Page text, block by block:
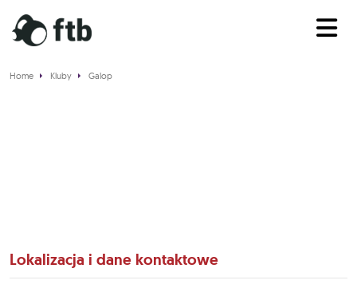
Home Kluby Galop
Lokalizacja i dane kontaktowe